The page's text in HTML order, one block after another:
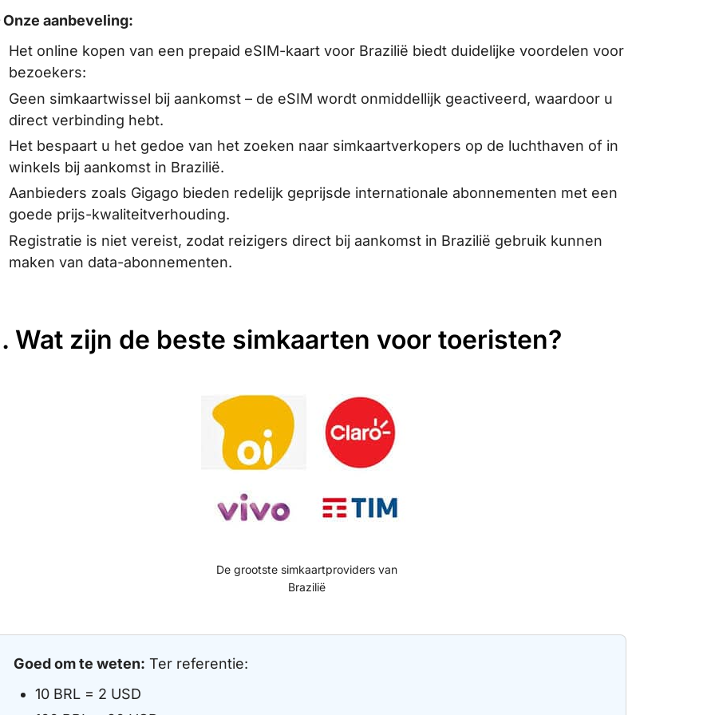
aanbeveling:
Het online kopen van een prepaid eSIM-kaart voor Brazilië biedt duidelijke voordelen voor
bezoekers:
Geen simkaartwissel bij aankomst – de eSIM wordt onmiddellijk geactiveerd, waardoor u
direct verbinding hebt.
Het bespaart u het gedoe van het zoeken naar simkaartverkopers op de luchthaven of in
winkels bij aankomst in Brazilië.
Aanbieders zoals Gigago bieden redelijk geprijsde internationale abonnementen met een
goede prijs-kwaliteitverhouding.
Registratie is niet vereist, zodat reizigers direct bij aankomst in Brazilië gebruik kunnen
maken van data-abonnementen.
Wat zijn de beste simkaarten voor toeristen?
De grootste simkaartproviders van
Brazilië
Goed om te weten: Ter referentie:
10 BRL = 2 USD